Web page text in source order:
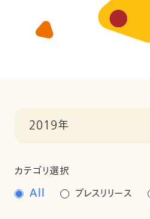
2019年
カテゴリ選択
All プレスリリース